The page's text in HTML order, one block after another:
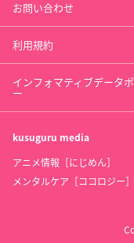
お問い合わせ
利用規約
インフォマティブデータ
ー
kusuguru media
アニメ情報［にじめん］
メンタルケア［ココロジー］